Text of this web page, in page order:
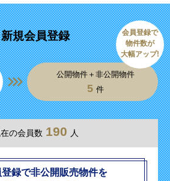
新規会員登録
公開物件＋非公開物件
5 件
会員登録で
物件数が
大幅アップ!
の会員数 190 人
録で非公開販売物件を